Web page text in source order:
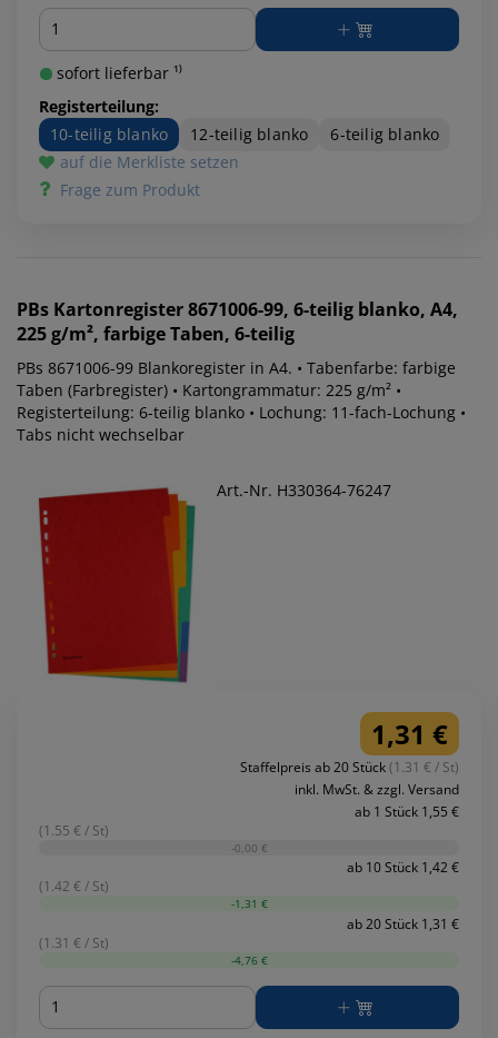
Menge
sofort lieferbar ¹⁾
Registerteilung:
10-teilig blanko
12-teilig blanko
6-teilig blanko
auf die Merkliste setzen
Frage zum Produkt
PBs Kartonregister 8671006-99, 6-teilig blanko, A4,
225 g/m², farbige Taben, 6-teilig
PBs 8671006-99 Blankoregister in A4. • Tabenfarbe: farbige
Taben (Farbregister) • Kartongrammatur: 225 g/m² •
Registerteilung: 6-teilig blanko • Lochung: 11-fach-Lochung •
Tabs nicht wechselbar
Art.-Nr. H330364-76247
1,31 €
Staffelpreis ab 20 Stück(1.31 € / St)
inkl. MwSt. & zzgl. Versand
ab 1 Stück 1,55 €
(1.55 € / St)
-0,00 €
ab 10 Stück 1,42 €
(1.42 € / St)
-1,31 €
ab 20 Stück 1,31 €
(1.31 € / St)
-4,76 €
Menge